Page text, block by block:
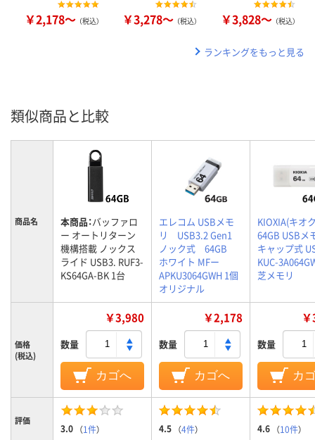
￥2,178～ （税込） ￥3,278～ （税込） ￥3,828～ （税込）
ランキングをもっと見る
類似商品と比較
商品名 本商品：バッファロ
ー オートリターン
機構搭載 ノックス
ライド USB3. RUF3-
KS64GA-BK 1台
エレコム USBメモ
リ USB3.2 Gen1
ノック式 64GB
ホワイト MFー
APKU3064GWH 1個
オリジナル
KIOXIA(キオ
64GB USBメ
キャップ式
KUC-
芝メモリ
価格
(税込)
￥3,980
数量
カゴへ
￥2,178
数量
カゴへ
数量
カ
評価
3.0 （1件） 4.5 （4件） 4.6 （10件）